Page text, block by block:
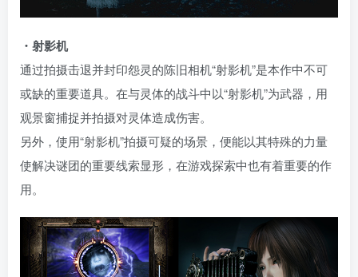
・射影机
通过拍摄击退并封印怨灵的陈旧相机“射影机”是本作中不可
或缺的重要道具。在与灵体的战斗中以“射影机”为武器，用
观景窗捕捉并拍摄对灵体造成伤害。
另外，使用“射影机”拍摄可疑的场景，便能以其特殊的力量
使解决谜团的重要线索显形，在游戏探索中也有着重要的作
用。